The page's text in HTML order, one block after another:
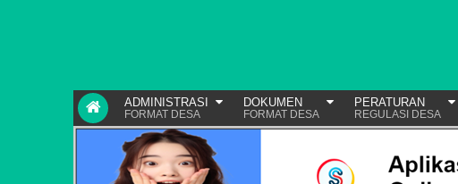
ADMINISTRASI
FORMAT DESA
DOKUMEN
FORMAT DESA
PERATURAN
REGULASI DESA